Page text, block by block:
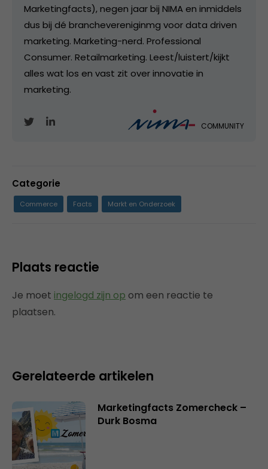
Marketingfacts), negen jaar bij NIMA en inmiddels
dus bij dé branchevereniginmg voor data driven
marketing. Marketing-nerd. Professional
Consumer. Retailmarketing. Leest/luistert/kijkt
alles wat los en vast zit over innovatie in
marketing.
COMMUNITY
Categorie
Commerce Facts Markt en Onderzoek
Plaats reactie
Je moet ingelogd zijn op om een reactie te
plaatsen.
Gerelateerde artikelen
Marketingfacts Zomercheck –
Durk Bosma